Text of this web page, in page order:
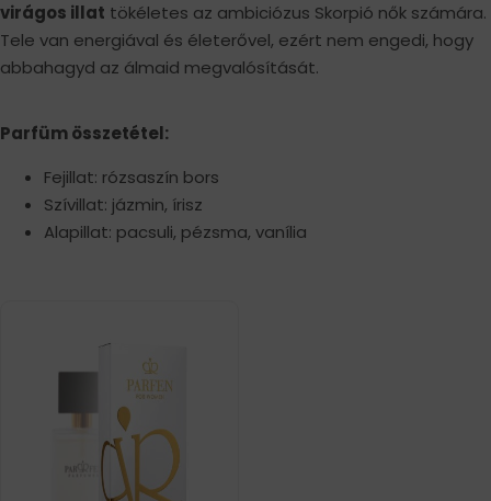
virágos illat tökéletes az ambiciózus Skorpió nők számára.
Tele van energiával és életerővel, ezért nem engedi, hogy
abbahagyd az álmaid megvalósítását.
Parfüm összetétel:
Fejillat: rózsaszín bors
Szívillat: jázmin, írisz
Alapillat: pacsuli, pézsma, vanília